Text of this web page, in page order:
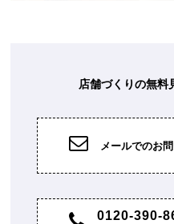
店舗づくりの無料
メールでのお
0120-390-